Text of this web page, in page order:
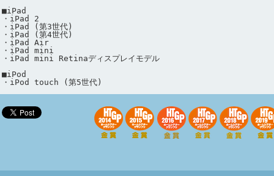
■iPad
・iPad 2
・iPad (第3世代)
・iPad (第4世代)
・iPad Air
・iPad mini
・iPad mini Retinaディスプレイモデル
■iPod
・iPod touch (第5世代)